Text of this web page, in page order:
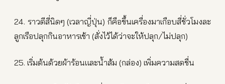
24. ราวตีสี่นิดๆ (เวลาญี่ปุ่น) ก็คือขึ้นเครื่องมาเกือบสี่ชั่วโมงละ
ลูกเรือปลุกกินอาหารเช้า (สั่งไว้ได้ว่าจะให้ปลุก/ไม่ปลุก)
25. เริ่มต้นด้วยผ้าร้อนและน้ำส้ม (กล่อง) เพิ่มความสดชื่น